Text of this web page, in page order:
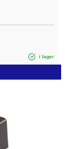
i lager